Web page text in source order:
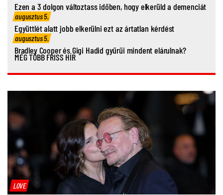
Ezen a 3 dolgon változtass időben, hogy elkerüld a demenciát
augusztus 5.
Együttlét alatt jobb elkerülni ezt az ártatlan kérdést
augusztus 5.
Bradley Cooper és Gigi Hadid gyűrűi mindent elárulnak?
MÉG TÖBB FRISS HÍR
LOVE